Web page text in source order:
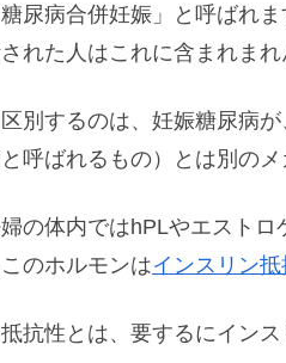
尿病合併妊娠」と呼ばれ
れた人はこれに含まれまれ
別するのは、妊娠糖尿病
呼ばれるもの）とは別の
の体内ではhPLやエスト
のホルモンはインスリン抵
抗性とは、要するにインス